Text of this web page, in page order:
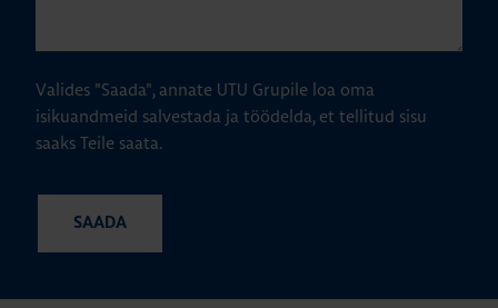
Valides "Saada", annate UTU Grupile loa oma
isikuandmeid salvestada ja töödelda, et tellitud sisu
saaks Teile saata.